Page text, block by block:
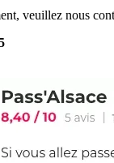
veuillez nous